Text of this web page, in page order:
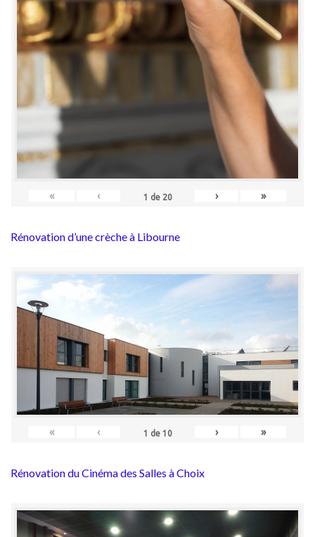
« ‹ 1 de 20 › »
Rénovation d’une crèche à Libourne
« ‹ 1 de 10 › »
Rénovation du Cinéma des Salles à Choix